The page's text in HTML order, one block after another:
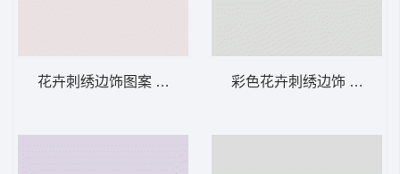
花卉刺绣边饰图案 条带状 水溶条码网布花边
彩色花卉刺绣边饰 条带状